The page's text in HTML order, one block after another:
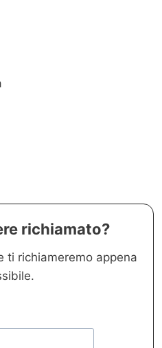
richiamato?
ti richiameremo appena